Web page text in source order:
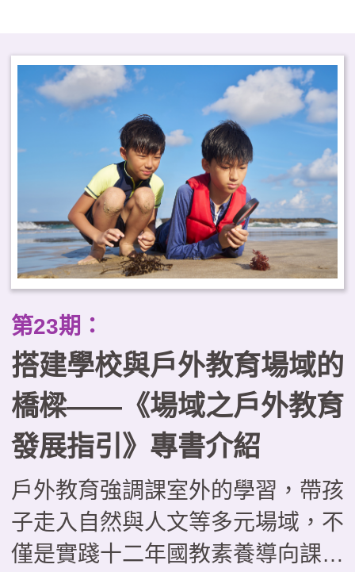
課程內涵則從知識導向，擴展至兼
顧學習效益與健康福祉，並強調與
地方建立關係及課程治理的重要
性。據此，本文提出臺灣推動戶外
教育常態化的三項工作重點，以可
及性為核心規劃課程地圖、建構跨
域合作的學習生態系，以及以優質
化原則確保課程品質。
第23期：
搭建學校與戶外教育場域的
橋樑——《場域之戶外教育
發展指引》專書介紹
戶外教育強調課室外的學習，帶孩
子走入自然與人文等多元場域，不
僅是實踐十二年國教素養導向課程